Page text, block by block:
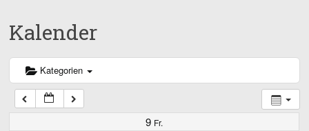
Kalender
Kategorien
9 Fr.
05:00
06:00
07:00